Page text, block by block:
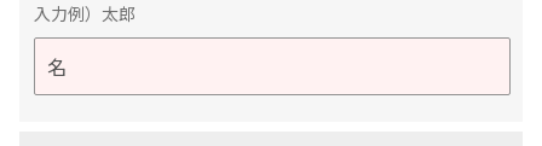
入力例）太郎